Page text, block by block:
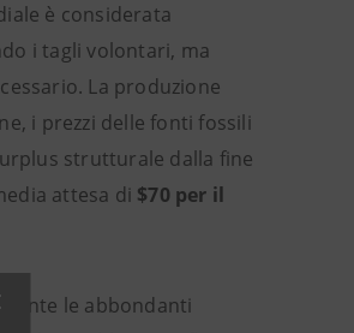
è considerata
i tagli volontari, ma
La produzione
i prezzi delle fonti fossili
strutturale dalla fine
attesa di $70 per il
le abbondanti